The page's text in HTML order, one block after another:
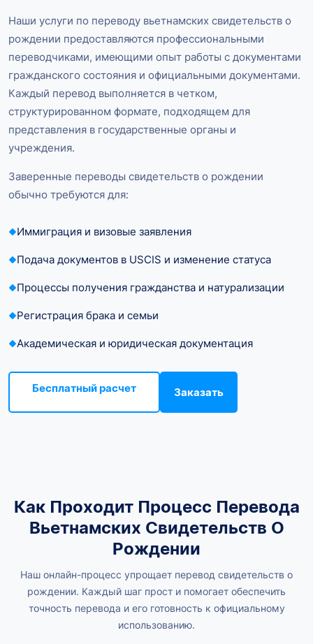
Наши услуги по переводу вьетнамских свидетельств о
рождении предоставляются профессиональными
переводчиками, имеющими опыт работы с документами
гражданского состояния и официальными документами.
Каждый перевод выполняется в четком,
структурированном формате, подходящем для
представления в государственные органы и
учреждения.
Заверенные переводы свидетельств о рождении
обычно требуются для:
Иммиграция и визовые заявления
Подача документов в USCIS и изменение статуса
Процессы получения гражданства и натурализации
Регистрация брака и семьи
Академическая и юридическая документация
Бесплатный расчет Заказать
Как Проходит Процесс Перевода
Вьетнамских Свидетельств О
Рождении
Наш онлайн-процесс упрощает перевод свидетельств о
рождении. Каждый шаг прост и помогает обеспечить
точность перевода и его готовность к официальному
использованию.